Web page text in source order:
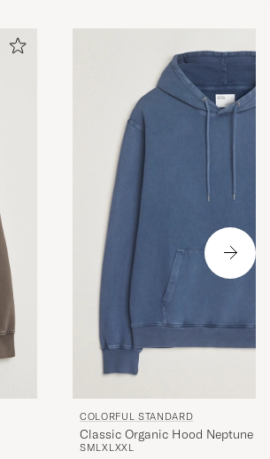
COLORFUL STANDARD
Classic Organic Hood Neptune
SMLXLXXL